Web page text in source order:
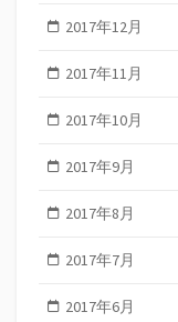
2017年12月
2017年11月
2017年10月
2017年9月
2017年8月
2017年7月
2017年6月